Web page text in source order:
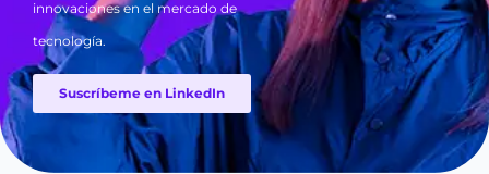
innovaciones en el mercado de
tecnología.
Suscríbeme en LinkedIn